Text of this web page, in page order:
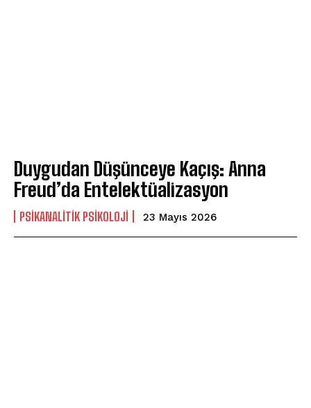
Duygudan Düşünceye Kaçış: Anna
Freud’da Entelektüalizasyon
PSIKANALITIK PSIKOLOJI 23 Mayıs 2026